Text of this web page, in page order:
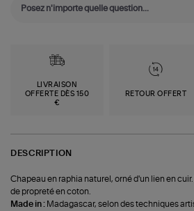
LIVRAISON
OFFERTE DÈS 150
€
RETOUR OFFERT
DESCRIPTION
Chapeau en raphia naturel, orné d'un lien en
de propreté en coton.
Made in : Madagascar, selon des techniques